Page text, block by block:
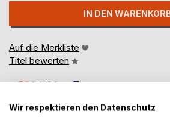
IN DEN
Auf die Merkliste
Titel bewerten
Wir respektieren den Datenschutz